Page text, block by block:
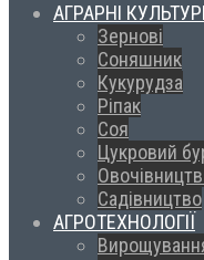
АГРАРНІ
Зернові
Соняшник
Кукурудза
Ріпак
Соя
Цукровий
Садівництво
АГРОТЕХНОЛОГІЇ